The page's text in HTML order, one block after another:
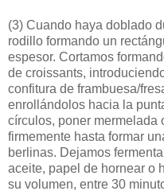
(3) Cuando haya doblado
rodillo formando un
espesor. Cortamos
de croissants,
confitura de frambuesa/
enrollándolos hacia la
círculos, poner mermelada
firmemente hasta formar
berlinas. Dejamos
aceite, papel de hornear o
su volumen, entre 30